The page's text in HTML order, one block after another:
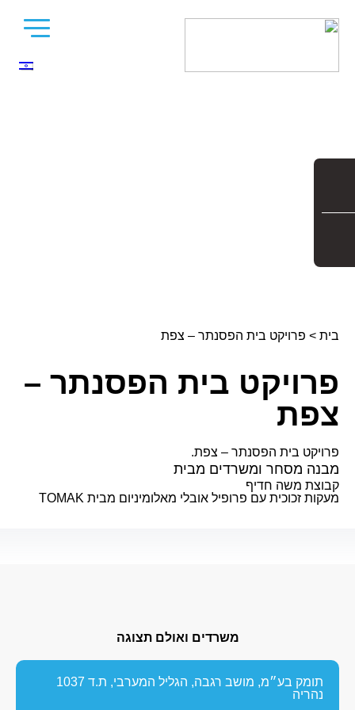
בית > פרויקט בית הפסנתר – צפת
פרויקט בית הפסנתר –
צפת
פרויקט בית הפסנתר – צפת.
מבנה מסחר ומשרדים מבית
קבוצת משה חדיף
מעקות זכוכית עם פרופיל אובלי מאלומיניום מבית TOMAK
משרדים ואולם תצוגה
תומק בע״מ, מושב רגבה, הגליל המערבי, ת.ד 1037
נהריה